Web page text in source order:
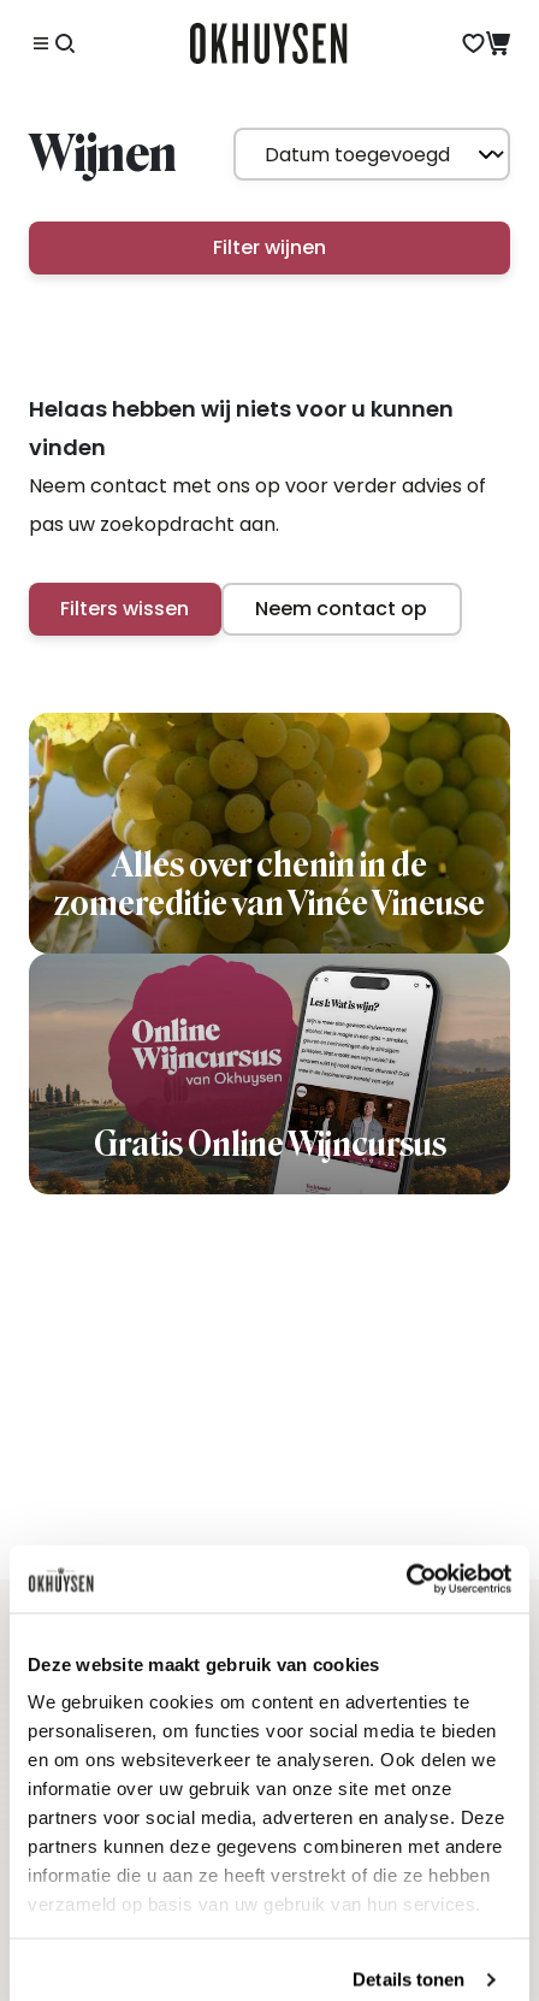
Deze website maakt gebruik van cookies
We gebruiken cookies om content en advertenties te
personaliseren, om functies voor social media te bieden
en om ons websiteverkeer te analyseren. Ook delen we
informatie over uw gebruik van onze site met onze
partners voor social media, adverteren en analyse. Deze
partners kunnen deze gegevens combineren met andere
informatie die u aan ze heeft verstrekt of die ze hebben
verzameld op basis van uw gebruik van hun services.
Details tonen
Wijnen
Filter wijnen
Helaas hebben wij niets voor u kunnen
vinden
Neem contact met ons op voor verder advies of
pas uw zoekopdracht aan.
Filters wissen Neem contact op
Alles over chenin in de
zomereditie van Vinée Vineuse
Gratis Online Wijncursus
Blijf op de hoogte
Ontvang het laatste wijnnieuws, proeverijen en
evenementen
E-mailadres
Aanmelden